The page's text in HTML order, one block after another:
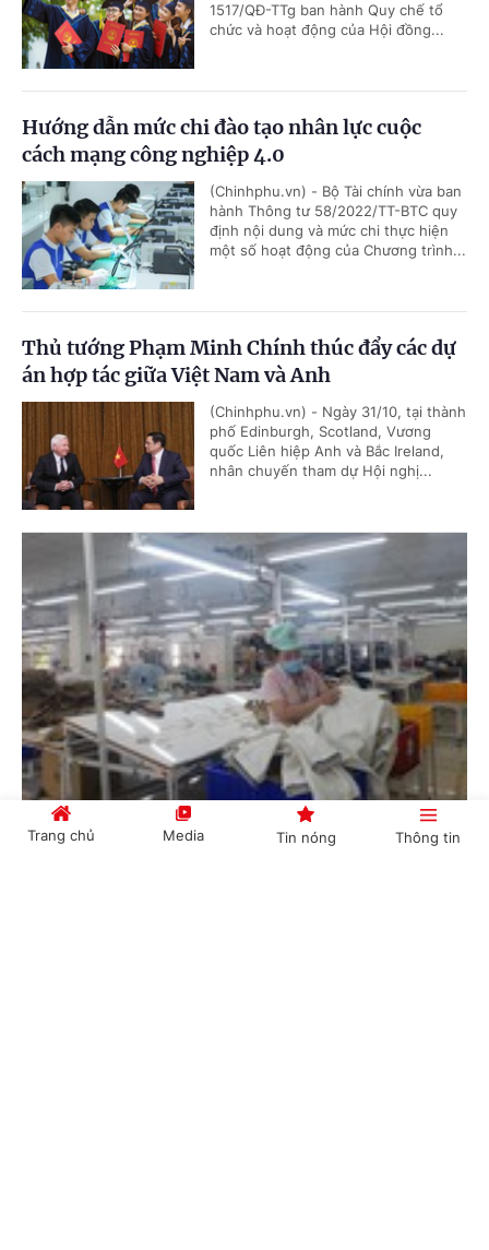
1517/QĐ-TTg ban hành Quy chế tổ
chức và hoạt động của Hội đồng...
Hướng dẫn mức chi đào tạo nhân lực cuộc
cách mạng công nghiệp 4.0
(Chinhphu.vn) - Bộ Tài chính vừa ban
hành Thông tư 58/2022/TT-BTC quy
định nội dung và mức chi thực hiện
một số hoạt động của Chương trình...
Thủ tướng Phạm Minh Chính thúc đẩy các dự
án hợp tác giữa Việt Nam và Anh
(Chinhphu.vn) - Ngày 31/10, tại thành
phố Edinburgh, Scotland, Vương
quốc Liên hiệp Anh và Bắc Ireland,
nhân chuyến tham dự Hội nghị...
Nhiều hỗ trợ, ưu đãi thu hút lao động trở lại làm việc
Chính sách và cuộc sống -
5 năm trước
Trang chủ Media Tin nóng Thông tin